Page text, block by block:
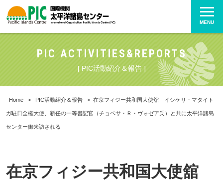
MENU
PIC ACTIVITIES&REPORTS
[ PIC活動紹介＆報告 ]
Home > PIC活動紹介＆報告 > 在京フィジー共和国大使舘 イシケリ・マタイト
ガ駐日全権大使、新任の一等書記官（チョベサ・Ｒ・ヴォゼア氏）と共に太平洋諸島
センター御来訪される
在京フィジー共和国大使舘